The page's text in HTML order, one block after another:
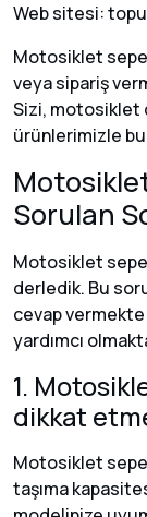
Web sitesi:
Motosiklet
veya sipariş
Sizi, motosiklet
ürünlerimizle
Sorulan
Motosiklet
derledik. Bu
cevap
yardımcı
1.
dikkat
Motosiklet
taşıma